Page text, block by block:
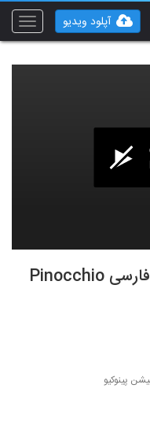
Toggle
آپلود ویدیو
انیمیشن پینوکیو ۳۰۰۰ با دوبله فارسی Pinocchio
پینوکیو